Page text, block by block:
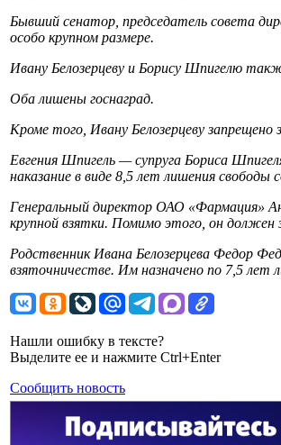
Бывший сенатор, председатель совета
особо крупном размере.
Ивану Белозерцеву и Борису Шпигелю
Оба лишены госнаград.
Кроме того, Ивану Белозерцеву
Евгения Шпигель — супруга Бориса
наказание в виде 8,5 лет лишения
Генеральный директор ОАО «Фармация»
крупной взятки. Помимо этого, он
Родственник Ивана Белозерцева Федор
взяточничестве. Им назначено по 7,5 лет
Нашли ошибку в тексте?
Выделите ее и нажмите Ctrl+Enter
Сообщить новость